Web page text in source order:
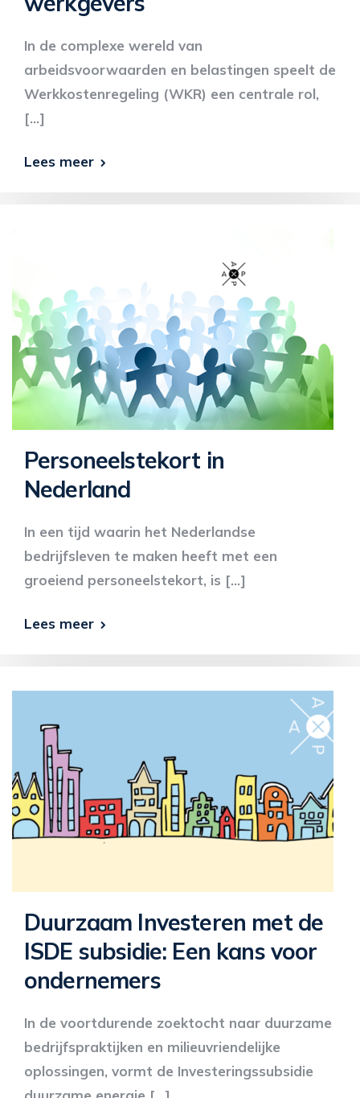
In de complexe wereld van
arbeidsvoorwaarden en belastingen speelt de
Werkkostenregeling (WKR) een centrale rol,
[…]
Lees meer
Personeelstekort in
Nederland
In een tijd waarin het Nederlandse
bedrijfsleven te maken heeft met een
groeiend personeelstekort, is […]
Lees meer
Duurzaam Investeren met de
ISDE subsidie: Een kans voor
ondernemers
In de voortdurende zoektocht naar duurzame
bedrijfspraktijken en milieuvriendelijke
oplossingen, vormt de Investeringssubsidie